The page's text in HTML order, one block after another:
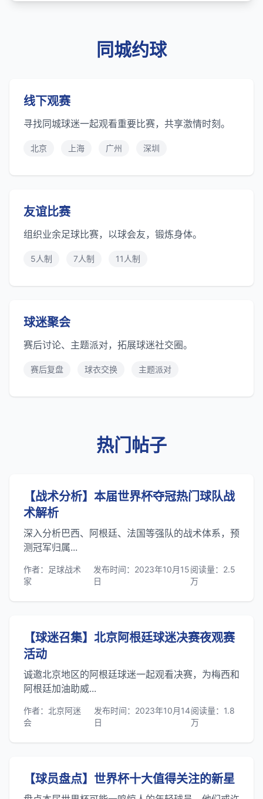
同城约球
线下观赛
寻找同城球迷一起观看重要比赛，共享激情时刻。
北京 上海 广州 深圳
友谊比赛
组织业余足球比赛，以球会友，锻炼身体。
5人制 7人制 11人制
球迷聚会
赛后讨论、主题派对，拓展球迷社交圈。
赛后复盘 球衣交换 主题派对
热门帖子
【战术分析】本届世界杯夺冠热门球队战
术解析
深入分析巴西、阿根廷、法国等强队的战术体系，预
测冠军归属...
作者：足球战术
家
发布时间：2023年10月15
日
阅读量：2.5
万
【球迷召集】北京阿根廷球迷决赛夜观赛
活动
诚邀北京地区的阿根廷球迷一起观看决赛，为梅西和
阿根廷加油助威...
作者：北京阿迷
会
发布时间：2023年10月14
日
阅读量：1.8
万
【球员盘点】世界杯十大值得关注的新星